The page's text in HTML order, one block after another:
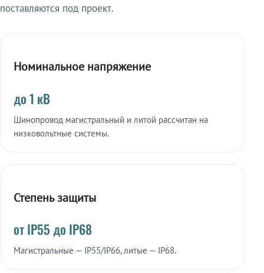
поставляются под проект.
Номинальное напряжение
до 1 кВ
Шинопровод магистральный и литой рассчитан на
низковольтные системы.
Степень защиты
от IP55 до IP68
Магистральные — IP55/IP66, литые — IP68.